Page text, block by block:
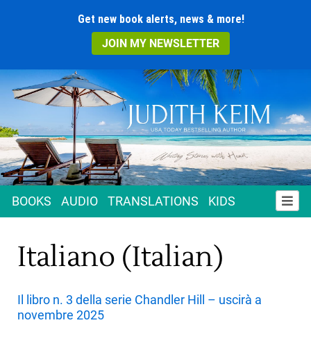
Get new book alerts, news & more!
JOIN MY NEWSLETTER
BOOKS AUDIO TRANSLATIONS KIDS
Italiano (Italian)
Il libro n. 3 della serie Chandler Hill – uscirà a
novembre 2025